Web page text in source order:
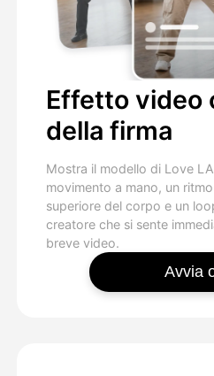
Effetto video
della firma
Mostra il modello di Love
movimento a mano, un
superiore del corpo e un
creatore che si sente
breve video.
Avvia